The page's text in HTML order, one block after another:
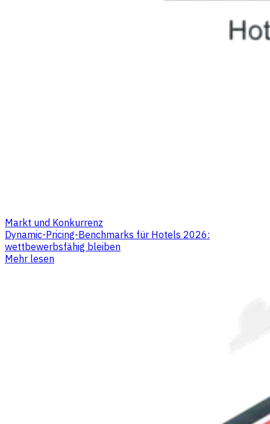
Markt und Konkurrenz
Dynamic-Pricing-Benchmarks für Hotels 2026:
wettbewerbsfähig bleiben
Mehr lesen